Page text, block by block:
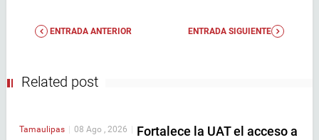
ENTRADA ANTERIOR ENTRADA SIGUIENTE
Related post
Tamaulipas 08 Ago , 2026
Fortalece la UAT el acceso a